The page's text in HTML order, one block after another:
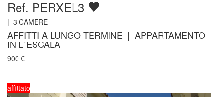
Ref. PERXEL3
| 3 CAMERE
AFFITTI A LUNGO TERMINE | APPARTAMENTO
IN L´ESCALA
900 €
affittato